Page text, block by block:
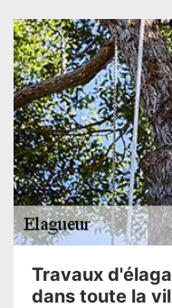
Travaux
dans toute la